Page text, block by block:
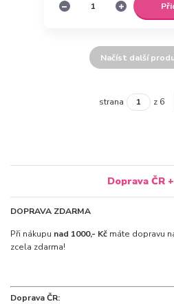
Načíst další
strana z 6
Doprava ČR
DOPRAVA ZDARMA
Při nákupu nad 1000,- Kč máte dopravu
zcela zdarma!
Doprava ČR: